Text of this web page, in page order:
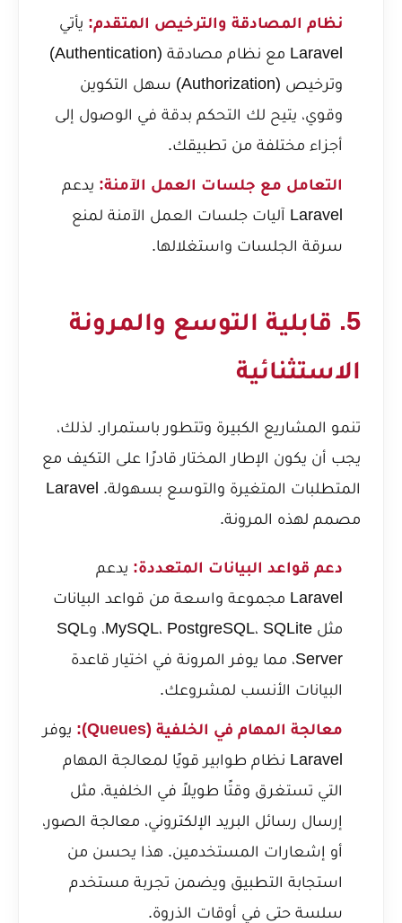
نظام المصادقة والترخيص المتقدم: يأتي
Laravel مع نظام مصادقة (Authentication)
وترخيص (Authorization) سهل التكوين
وقوي، يتيح لك التحكم بدقة في الوصول إلى
أجزاء مختلفة من تطبيقك.
التعامل مع جلسات العمل الآمنة: يدعم
Laravel آليات جلسات العمل الآمنة لمنع
سرقة الجلسات واستغلالها.
5. قابلية التوسع والمرونة
الاستثنائية
تنمو المشاريع الكبيرة وتتطور باستمرار. لذلك،
يجب أن يكون الإطار المختار قادرًا على التكيف مع
المتطلبات المتغيرة والتوسع بسهولة. Laravel
مصمم لهذه المرونة.
دعم قواعد البيانات المتعددة: يدعم
Laravel مجموعة واسعة من قواعد البيانات
مثل MySQL، PostgreSQL، SQLite، وSQL
Server، مما يوفر المرونة في اختيار قاعدة
البيانات الأنسب لمشروعك.
معالجة المهام في الخلفية (Queues):
يوفر
Laravel نظام طوابير قويًا لمعالجة المهام
التي تستغرق وقتًا طويلاً في الخلفية، مثل
إرسال رسائل البريد الإلكتروني، معالجة الصور،
أو إشعارات المستخدمين. هذا يحسن من
استجابة التطبيق ويضمن تجربة مستخدم
سلسة حتى في أوقات الذروة.